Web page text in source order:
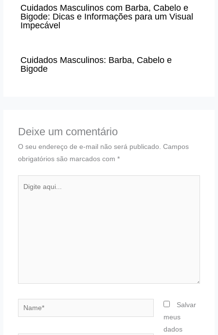
Cuidados Masculinos com Barba, Cabelo e
Bigode: Dicas e Informações para um Visual
Impecável
Cuidados Masculinos: Barba, Cabelo e
Bigode
Deixe um comentário
O seu endereço de e-mail não será publicado. Campos
obrigatórios são marcados com *
Name*
Salvar
meus
dados